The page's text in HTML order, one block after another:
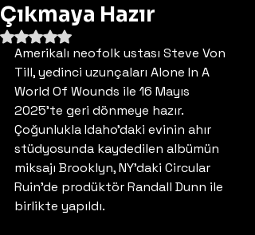
Çıkmaya Hazır
5 üzerinden NaN yıldız
Amerikalı neofolk ustası Steve Von
Till, yedinci uzunçaları Alone In A
World Of Wounds ile 16 Mayıs
2025'te geri dönmeye hazır.
Çoğunlukla Idaho'daki evinin ahır
stüdyosunda kaydedilen albümün
miksajı Brooklyn, NY'daki Circular
Ruin'de prodüktör Randall Dunn ile
birlikte yapıldı.